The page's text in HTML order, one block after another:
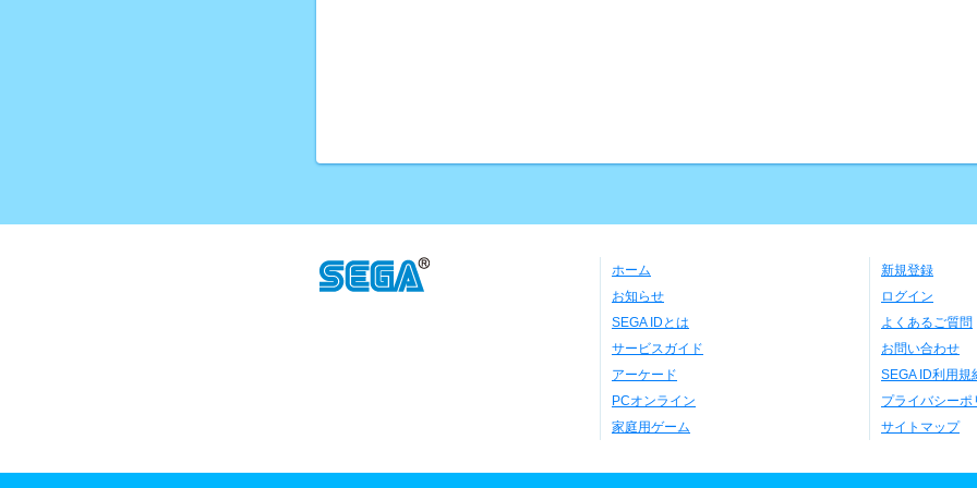
ホーム
お知らせ
SEGA IDとは
サービスガイド
アーケード
PCオンライン
家庭用ゲーム
新規登録
ログイン
よくあるご質問
お問い合わせ
SEGA ID利用規
プライバシーポ
サイトマップ